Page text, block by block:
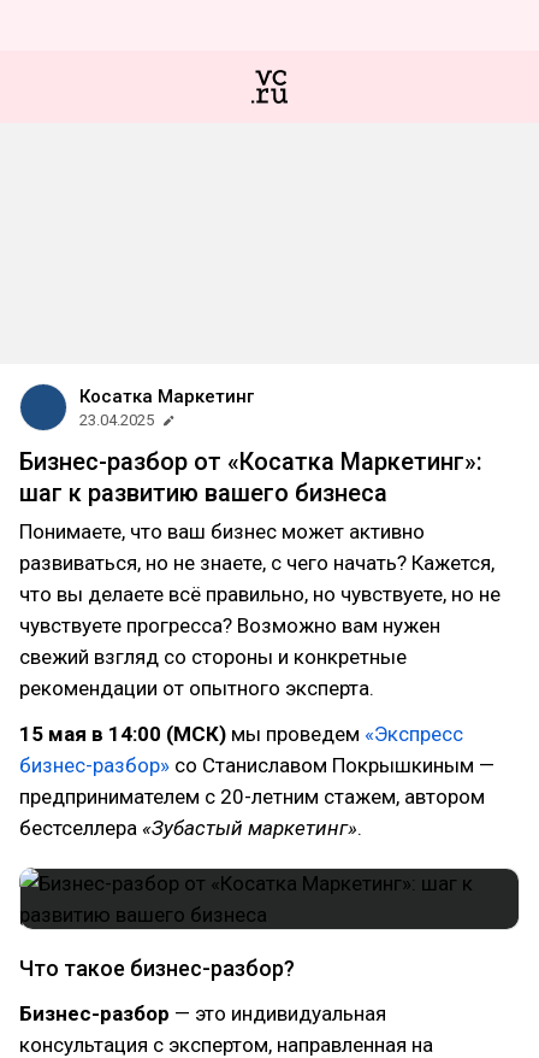
Косатка Маркетинг
23.04.2025
Бизнес-разбор от «Косатка Маркетинг»:
шаг к развитию вашего бизнеса
Понимаете, что ваш бизнес может активно
развиваться, но не знаете, с чего начать? Кажется,
что вы делаете всё правильно, но чувствуете, но не
чувствуете прогресса? Возможно вам нужен
свежий взгляд со стороны и конкретные
рекомендации от опытного эксперта.
15 мая в 14:00 (МСК) мы проведем «Экспресс
бизнес-разбор» со Станиславом Покрышкиным —
предпринимателем с 20-летним стажем, автором
бестселлера «Зубастый маркетинг».
Что такое бизнес-разбор?
Бизнес-разбор — это индивидуальная
консультация с экспертом, направленная на